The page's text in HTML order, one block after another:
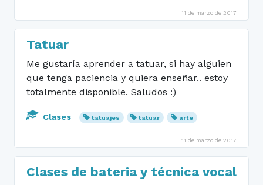
11 de marzo de 2017
Tatuar
Me gustaría aprender a tatuar, si hay alguien
que tenga paciencia y quiera enseñar.. estoy
totalmente disponible. Saludos :)
Clases tatuajes tatuar arte
11 de marzo de 2017
Clases de bateria y técnica vocal